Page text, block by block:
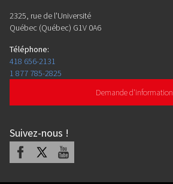
2325, rue de l'Université
Québec (Québec) G1V 0A6
Téléphone:
418 656-2131
1 877 785-2825
Demande d'information
Suivez-nous !
Facebook Youtube